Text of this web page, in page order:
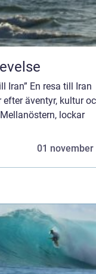
Iran” En resa till Iran
äventyr, kultur
lockar
01 november